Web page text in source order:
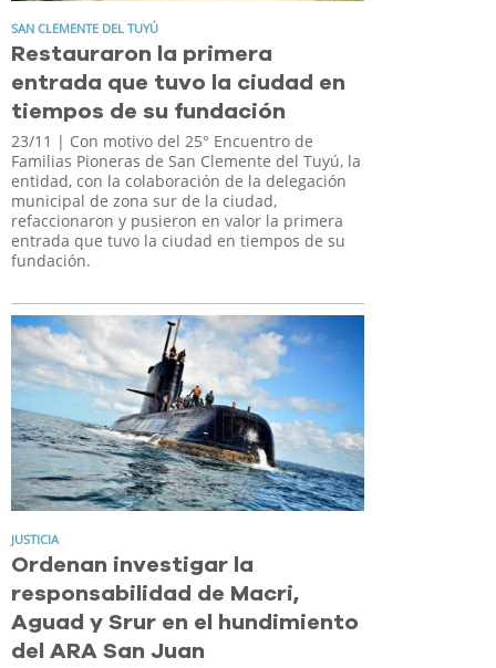
SAN CLEMENTE DEL TUYÚ
Restauraron la primera
entrada que tuvo la ciudad en
tiempos de su fundación
23/11 | Con motivo del 25° Encuentro de
Familias Pioneras de San Clemente del Tuyú, la
entidad, con la colaboración de la delegación
municipal de zona sur de la ciudad,
refaccionaron y pusieron en valor la primera
entrada que tuvo la ciudad en tiempos de su
fundación.
JUSTICIA
Ordenan investigar la
responsabilidad de Macri,
Aguad y Srur en el hundimiento
del ARA San Juan